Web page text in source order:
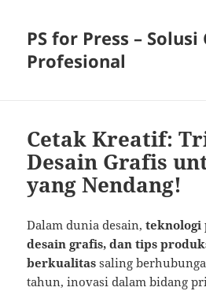
PS for Press – Solusi
Profesional
Cetak Kreatif:
Desain Grafis
yang Nendang!
Dalam dunia desain,
desain grafis, dan tips
berkualitas saling
tahun, inovasi dalam bidang